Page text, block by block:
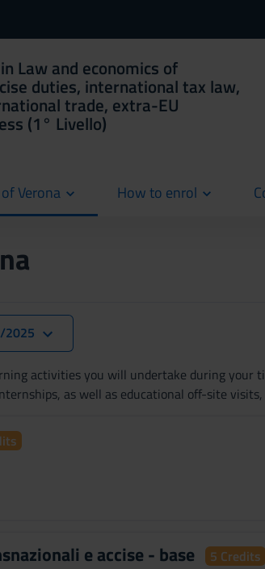
Law and economics of
duties, international tax law,
trade, extra-EU
(1° Livello)
Verona How to enrol
2025
activities you will undertake during your
as well as educational off-site
e accise - base 5 Credits